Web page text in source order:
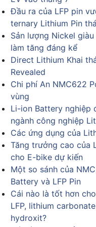
Đầu ra của LFP pin
ternary Lithium Pin
Sản lượng Nickel
làm tăng đáng kể
Direct Lithium Khai
Revealed
Chi phí An NMC622
vùng
Li-ion Battery nghiệp
ngành công nghiệp
Các ứng dụng của
Tăng trưởng cao của
cho E-bike dự kiến
Một so sánh của
Battery và LFP Pin
Cái nào là tốt hơn
LFP, lithium
hydroxit?